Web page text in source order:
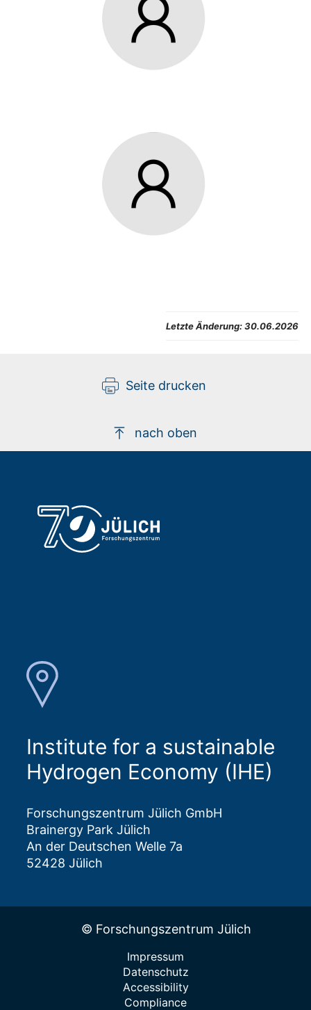
Letzte Änderung:30.06.2026
Seite drucken
nach oben
Institute for a sustainable
Hydrogen Economy (IHE)
Forschungszentrum Jülich GmbH
Brainergy Park Jülich
An der Deutschen Welle 7a
52428 Jülich
© Forschungszentrum Jülich
Impressum
Datenschutz
Accessibility
Compliance